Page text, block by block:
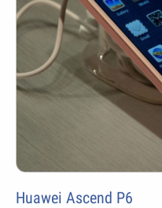
Huawei Ascend P6